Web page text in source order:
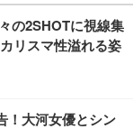
の2SHOTに視線集
リスマ性溢れる姿
！大河女優とシン